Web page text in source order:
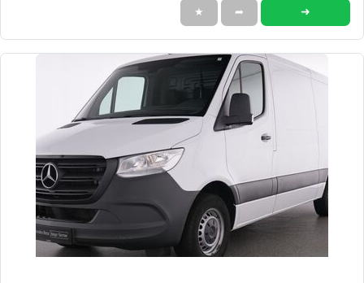
★ ➦ ➜